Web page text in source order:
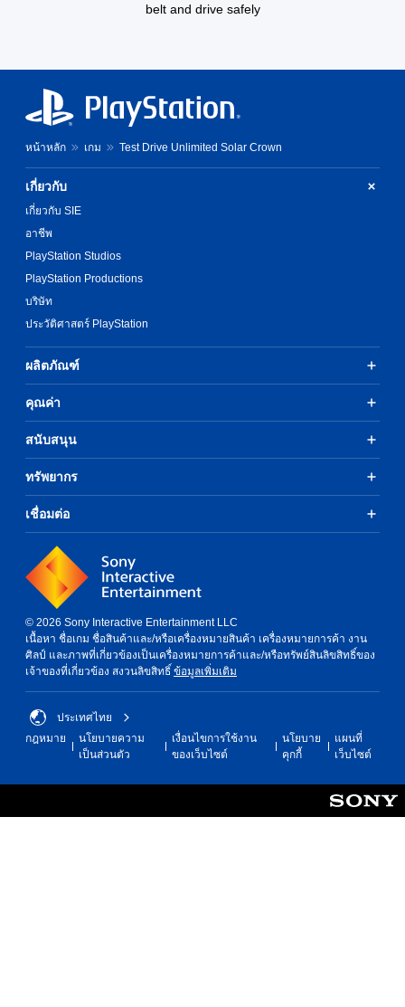
belt and drive safely
หน้าหลัก เกม Test Drive Unlimited Solar Crown
เกี่ยวกับ
เกี่ยวกับ SIE
อาชีพ
PlayStation Studios
PlayStation Productions
บริษัท
ประวัติศาสตร์ PlayStation
ผลิตภัณฑ์
คุณค่า
สนับสนุน
ทรัพยากร
เชื่อมต่อ
© 2026 Sony Interactive Entertainment LLC
เนื้อหา ชื่อเกม ชื่อสินค้าและ/หรือเครื่องหมายสินค้า เครื่องหมายการค้า งาน
ศิลป์ และภาพที่เกี่ยวข้องเป็นเครื่องหมายการค้าและ/หรือทรัพย์สินลิขสิทธิ์ของ
เจ้าของที่เกี่ยวข้อง สงวนลิขสิทธิ์ ข้อมูลเพิ่มเติม
ประเทศไทย
กฎหมาย
นโยบายความ
เป็นส่วนตัว
เงื่อนไขการใช้งาน
ของเว็บไซต์
นโยบาย
คุกกี้
แผนที่
เว็บไซต์